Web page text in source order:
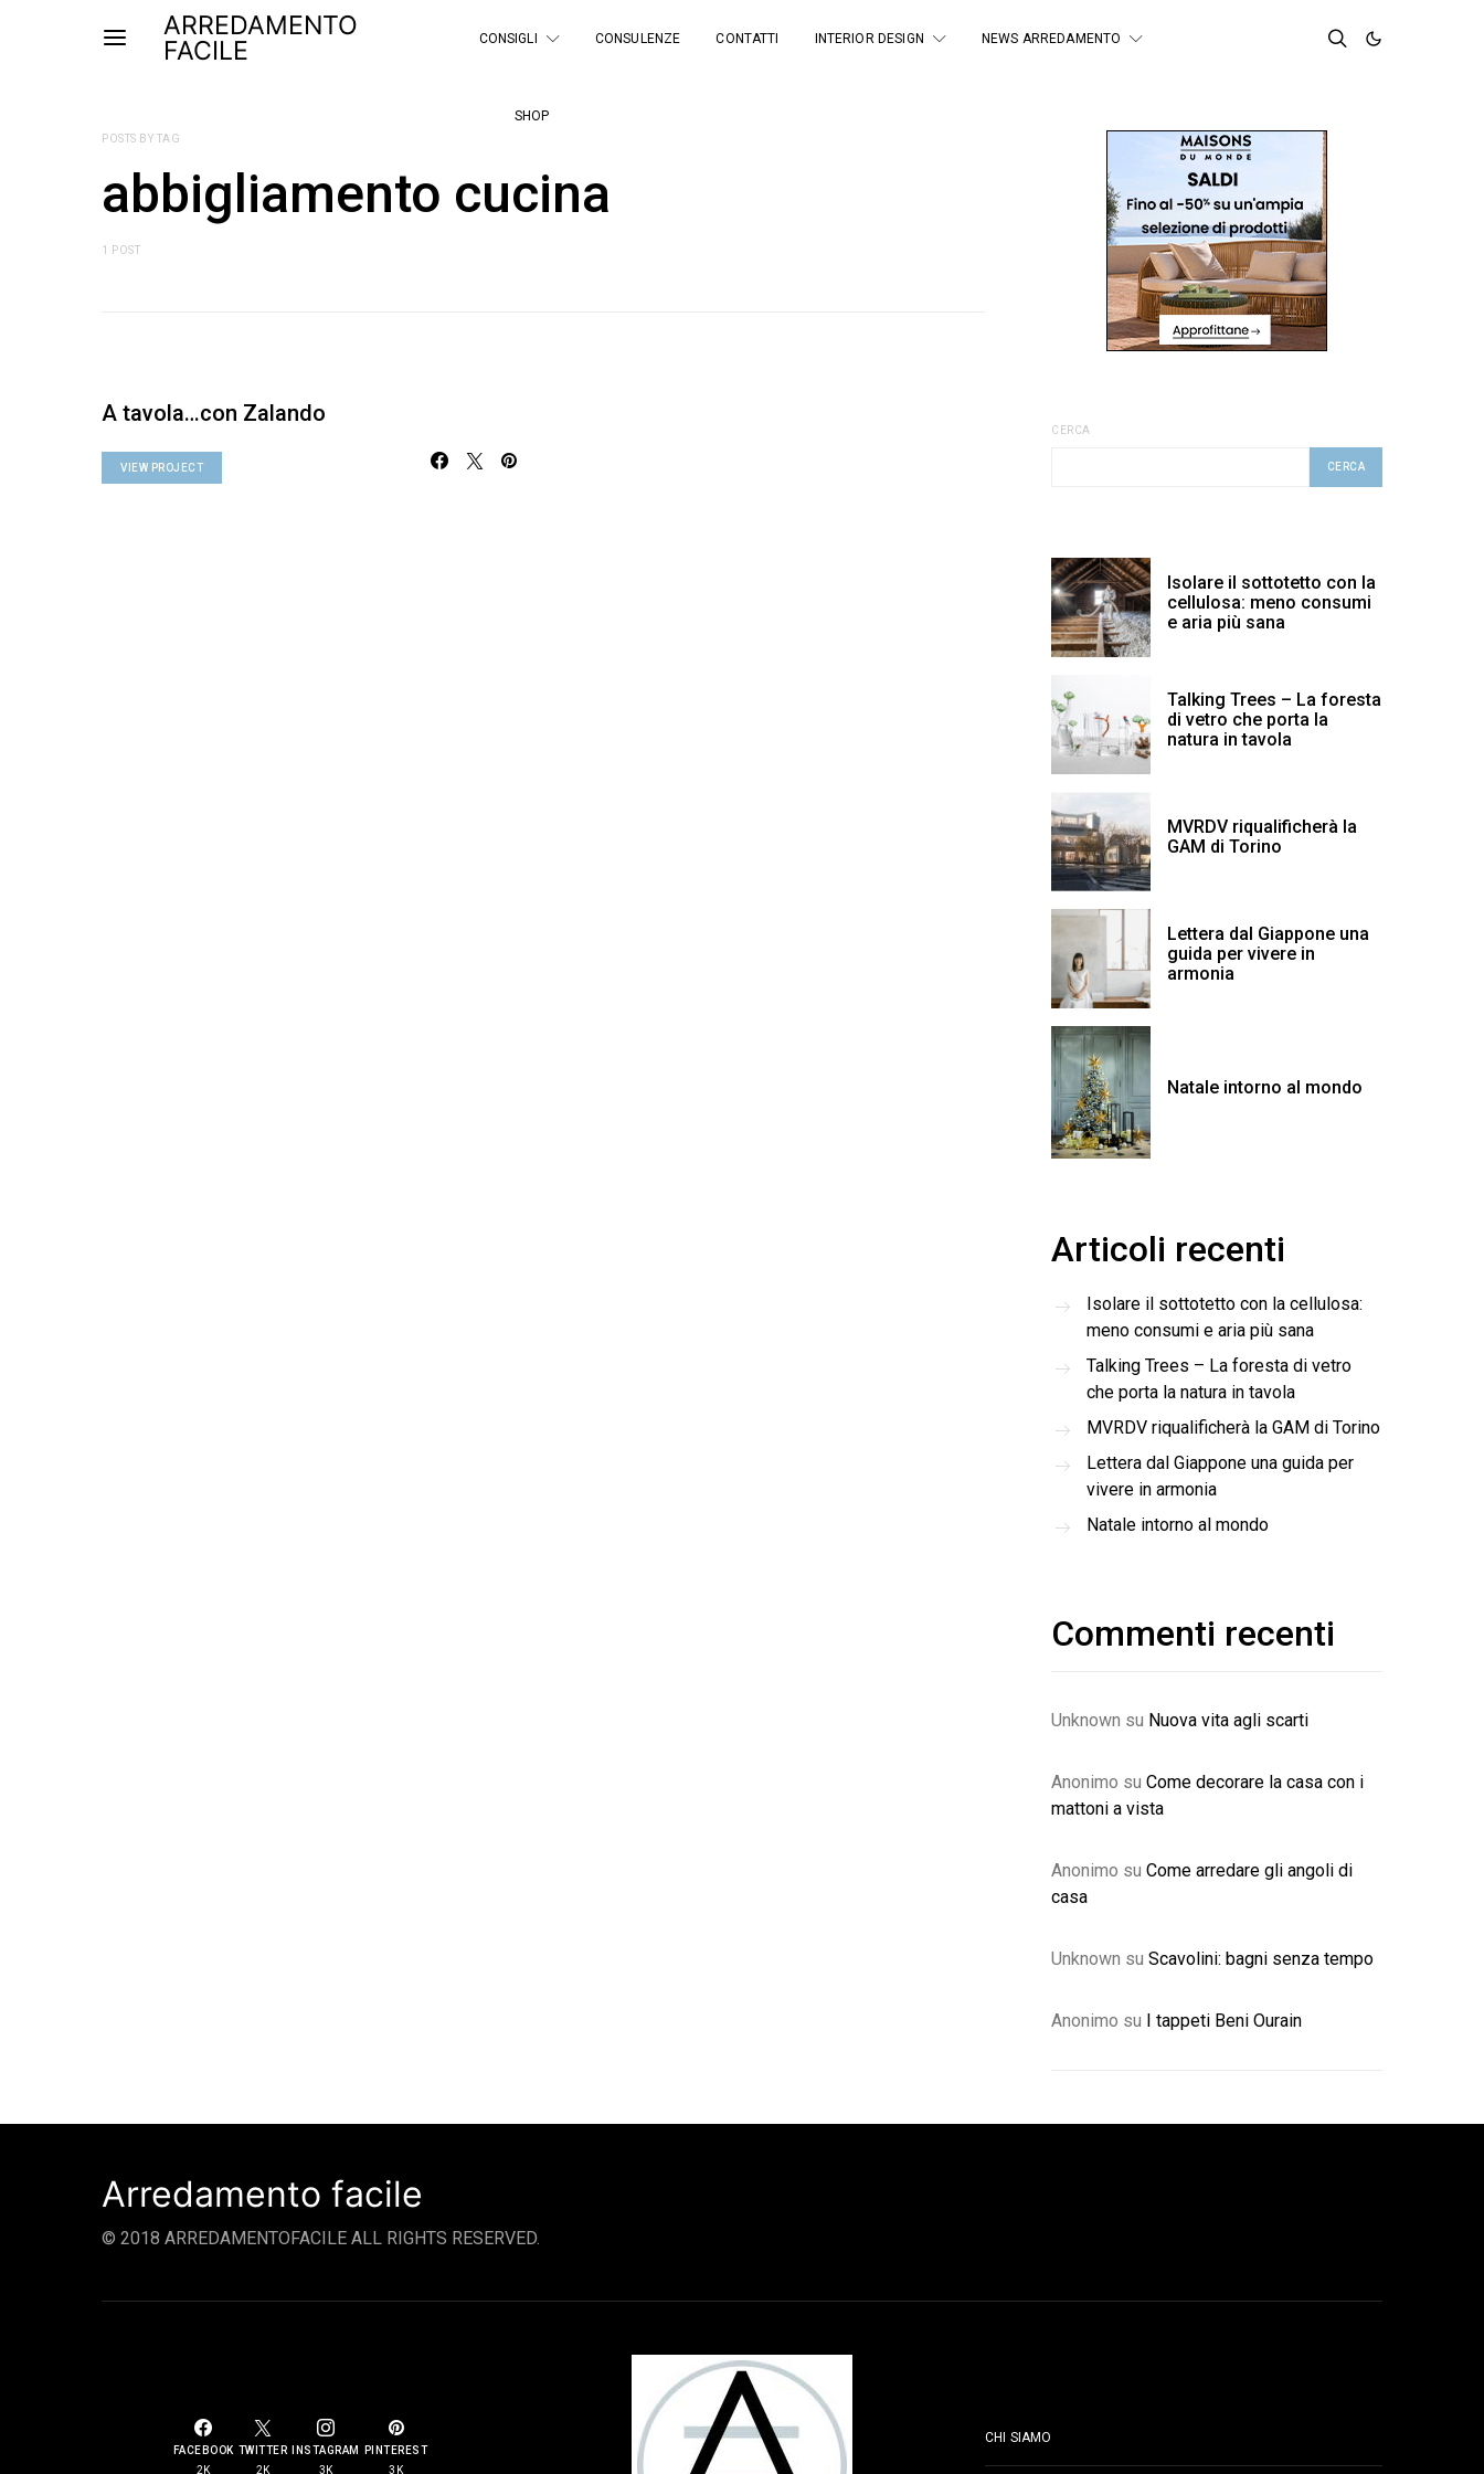
ARREDAMENTO
FACILE
CONSIGLI CONSULENZE CONTATTI INTERIOR DESIGN NEWS ARREDAMENTO
SHOP
POSTS BY TAG
abbigliamento cucina
1 POST
A tavola…con Zalando
VIEW PROJECT
CERCA
CERCA
Isolare il sottotetto con la
cellulosa: meno consumi
e aria più sana
Talking Trees – La foresta
di vetro che porta la
natura in tavola
MVRDV riqualificherà la
GAM di Torino
Lettera dal Giappone una
guida per vivere in
armonia
Natale intorno al mondo
Articoli recenti
Isolare il sottotetto con la cellulosa:
meno consumi e aria più sana
Talking Trees – La foresta di vetro
che porta la natura in tavola
MVRDV riqualificherà la GAM di Torino
Lettera dal Giappone una guida per
vivere in armonia
Natale intorno al mondo
Commenti recenti
Unknown su Nuova vita agli scarti
Anonimo su Come decorare la casa con i
mattoni a vista
Anonimo su Come arredare gli angoli di
casa
Unknown su Scavolini: bagni senza tempo
Anonimo su I tappeti Beni Ourain
Arredamento facile
© 2018 ARREDAMENTOFACILE ALL RIGHTS RESERVED.
FACEBOOK
2K
TWITTER
2K
INSTAGRAM
3K
PINTEREST
3K
CHI SIAMO